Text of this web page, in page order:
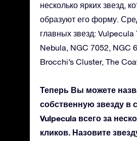
несколько ярких звезд,
образуют его форму.
главных звезд:
Nebula, NGC 7052, NGC
Brocchi’s Cluster, The
Теперь Вы можете
собственную звезду в
Vulpecula всего за
кликов. Назовите